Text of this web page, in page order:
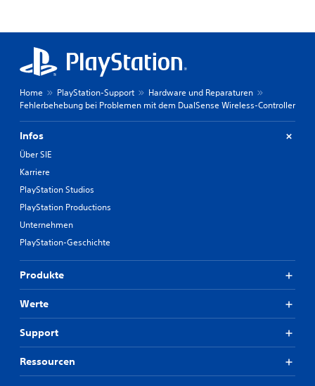
Home PlayStation-Support
Hardware und Reparaturen
Fehlerbehebung bei Problemen mit dem DualSense Wireless-Controller
Infos
Über SIE
Karriere
PlayStation Studios
PlayStation Productions
Unternehmen
PlayStation-Geschichte
Produkte
Werte
Support
Ressourcen